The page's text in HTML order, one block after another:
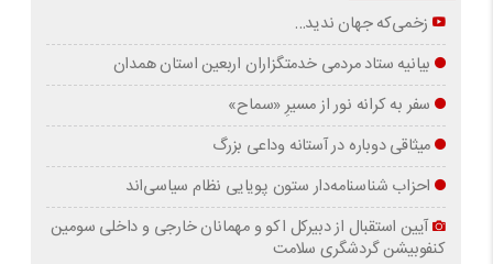
زخمی‌که جهان ندید…
بیانیه ستاد مردمی خدمتگزاران اربعین استان همدان
سفر به کرانه‌ نور از مسیرِ «سماح»
میثاقی دوباره در آستانه‌ وداعی بزرگ
احزاب شناسنامه‌دار ستون پویایی نظام سیاسی‌اند
آیین استقبال از دبیرکل اکو و مهمانان خارجی و داخلی سومین
کنفوبیشن گردشگری سلامت